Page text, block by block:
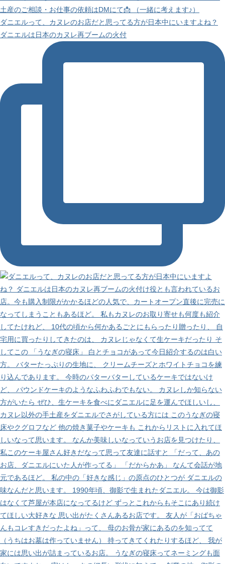
ダニエルって、カヌレのお店だと思ってる方が日本中にいますよね？
ダニエルは日本のカヌレ再ブームの火付